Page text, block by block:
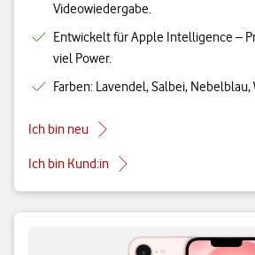
Videowiedergabe.
Entwickelt für Apple Intelligence –
viel Power.
Farben: Lavendel, Salbei, Nebelblau,
Ich bin neu
Ich bin Kund:in